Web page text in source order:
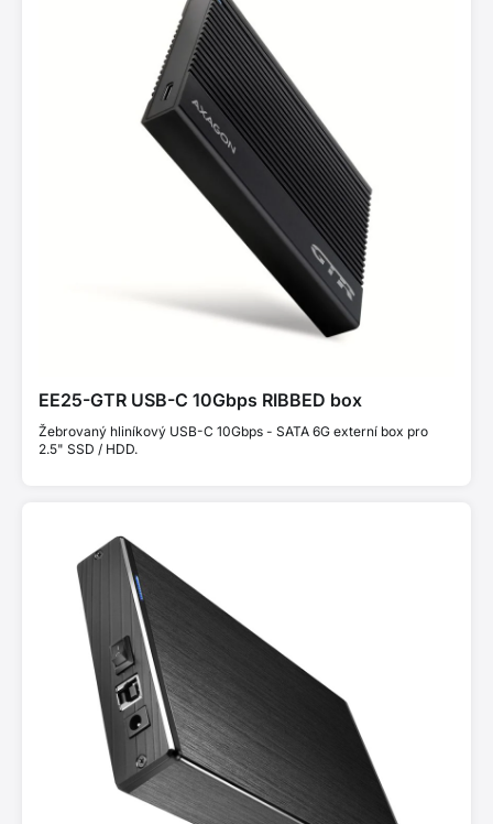
EE25-GTR USB-C 10Gbps RIBBED box
Žebrovaný hliníkový USB-C 10Gbps - SATA 6G externí box pro
2.5" SSD / HDD.